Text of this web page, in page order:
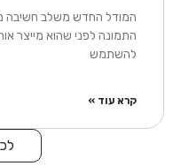
המודל החדש משלב
התמונה לפני שהוא מייצר
להשתמש
קרא עוד »